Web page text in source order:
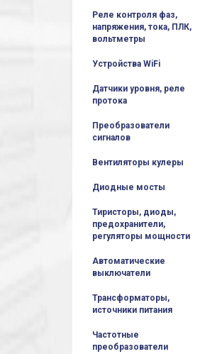
Реле контроля фаз,
напряжения, тока, ПЛК,
вольтметры
Устройства WiFi
Датчики уровня, реле
протока
Преобразователи
сигналов
Вентиляторы кулеры
Диодные мосты
Тиристоры, диоды,
предохранители,
регуляторы мощности
Автоматические
выключатели
Трансформаторы,
источники питания
Частотные
преобразователи